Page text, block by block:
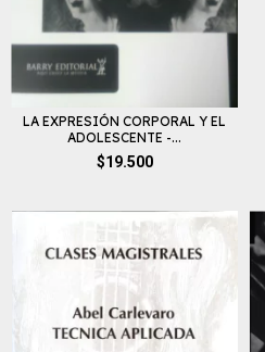
LA EXPRESIÓN CORPORAL Y EL
ADOLESCENTE -...
$19.500